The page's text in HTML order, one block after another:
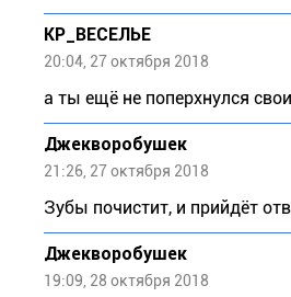
КР_ВЕСЕЛЬЕ
20:04, 27 октября 2018
а ты ещё не поперхнулся
Джекворобушек
21:26, 27 октября 2018
Зубы почистит, и прийдёт
Джекворобушек
19:09, 28 октября 2018